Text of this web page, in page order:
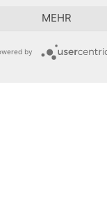
Integrationsbeauftragte
MEHR
by